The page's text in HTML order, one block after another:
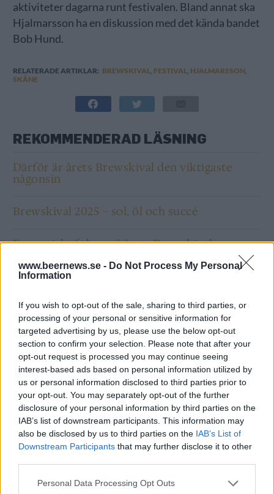
www.beernews.se - Do Not Process My Personal
Information
If you wish to opt-out of the sale, sharing to third parties, or
processing of your personal or sensitive information for
targeted advertising by us, please use the below opt-out
section to confirm your selection. Please note that after your
opt-out request is processed you may continue seeing
interest-based ads based on personal information utilized by
us or personal information disclosed to third parties prior to
your opt-out. You may separately opt-out of the further
disclosure of your personal information by third parties on the
IAB’s list of downstream participants. This information may
also be disclosed by us to third parties on the IAB’s List of
Downstream Participants that may further disclose it to other
Personal Data Processing Opt Outs
aktiviteter dagarna runt festivalen. Bland annat ska
Hjalmarsson ha en diskussion med det kända bandet
Bob Hund.
RELATERADE ARTIKLAR: BREWSKIVAL, FESTIVAL, HJALMARSSON,
SKÅNE
REKOMMENDERAD LÄSNING
Därför är årets Brewskival den viktigaste
någonsin
Brewskival 2025 – sol, öl och succé
Europeiskt fokus på årets Brewskival